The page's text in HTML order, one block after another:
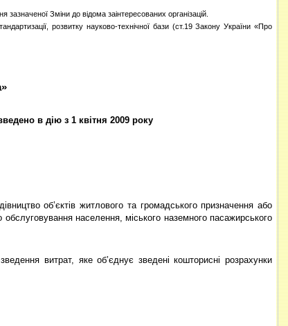
Зміни до відома заінтересованих організацій.
розвитку науково-технічної бази (ст.19 Закону України «Про
в дію з 1 квітня 2009 року
об’єктів житлового та громадського призначення або
обслуговування населення, міського наземного пасажирського
витрат, яке об’єднує зведені кошторисні розрахунки